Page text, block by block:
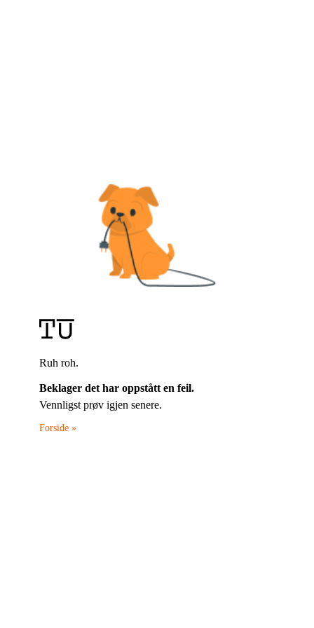
Ruh roh.
Beklager det har oppstått en feil.
Vennligst prøv igjen senere.
Forside »